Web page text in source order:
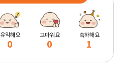
유익해요
0
고마워요
0
축하해요
1